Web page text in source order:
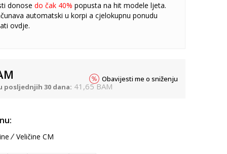
donose do čak 40% popusta na hit modele ljeta.
automatski u korpi a cjelokupnu ponudu
ovdje.
posljednjih 30 dana: 41,65 BAM
Obavijesti me o sniženju
Veličine CM